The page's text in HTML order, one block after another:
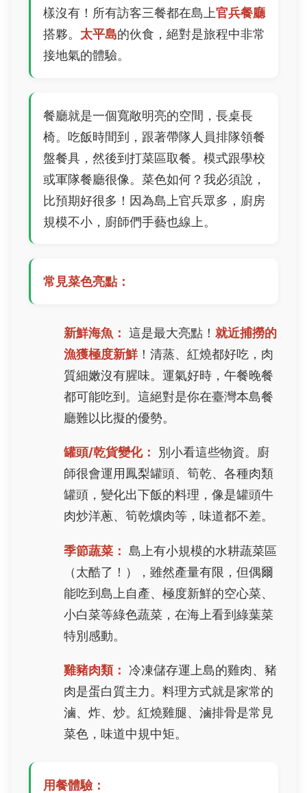
樣沒有！所有訪客三餐都在島上官兵餐廳
搭夥。 太平島的伙食，絕對是旅程中非常
接地氣的體驗。
餐廳就是一個寬敞明亮的空間，長桌長
椅。吃飯時間到，跟著帶隊人員排隊領餐
盤餐具，然後到打菜區取餐。模式跟學校
或軍隊餐廳很像。菜色如何？我必須說，
比預期好很多！因為島上官兵眾多，廚房
規模不小，廚師們手藝也線上。
常見菜色亮點：
新鮮海魚： 這是最大亮點！ 就近捕撈的
漁獲極度新鮮！清蒸、紅燒都好吃，肉
質細嫩沒有腥味。運氣好時，午餐晚餐
都可能吃到。這絕對是你在臺灣本島餐
廳難以比擬的優勢。
罐頭/乾貨變化：
別小看這些物資。廚
師很會運用鳳梨罐頭、筍乾、各種肉類
罐頭，變化出下飯的料理，像是罐頭牛
肉炒洋蔥、筍乾爌肉等，味道都不差。
季節蔬菜： 島上有小規模的水耕蔬菜區
（太酷了！），雖然產量有限，但偶爾
能吃到島上自產、極度新鮮的空心菜、
小白菜等綠色蔬菜，在海上看到綠葉菜
特別感動。
雞豬肉類： 冷凍儲存運上島的雞肉、豬
肉是蛋白質主力。料理方式就是家常的
滷、炸、炒。紅燒雞腿、滷排骨是常見
菜色，味道中規中矩。
用餐體驗：